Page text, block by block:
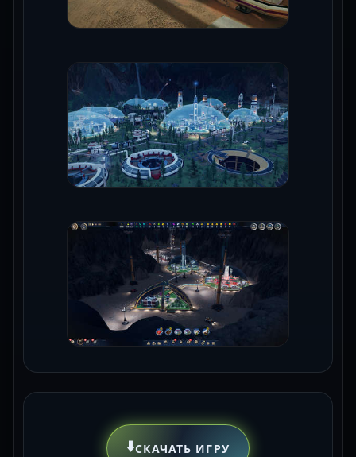
⬇️СКАЧАТЬ ИГРУ